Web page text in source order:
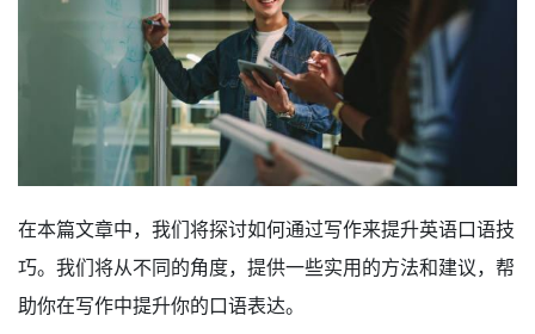
在本篇文章中，我们将探讨如何通过写作来提升英语口语技
巧。我们将从不同的角度，提供一些实用的方法和建议，帮
助你在写作中提升你的口语表达。